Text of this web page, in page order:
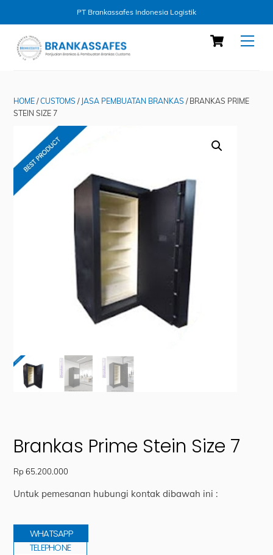
PT Brankassafes Indonesia Logistik
content
Cart
HOME /CUSTOMS / JASA PEMBUATAN BRANKAS / BRANKAS PRIME
STEIN SIZE 7
Brankas Prime Stein Size 7
Rp 65.200.000
Untuk pemesanan hubungi kontak dibawah ini :
WHATSAPP
TELEPHONE